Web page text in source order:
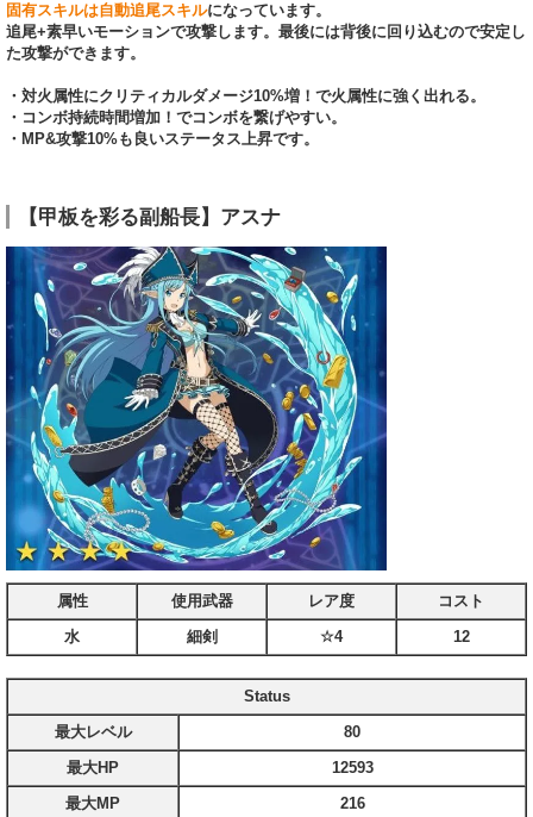
固有スキルは自動追尾スキルになっています。
追尾+素早いモーションで攻撃します。最後には背後に回り込むので安定し
た攻撃ができます。
・対火属性にクリティカルダメージ10%増！で火属性に強く出れる。
・コンボ持続時間増加！でコンボを繋げやすい。
・MP&攻撃10%も良いステータス上昇です。
【甲板を彩る副船長】アスナ
属性 使用武器 レア度
コスト
水
細剣 ☆4 12
Status
最大レベル
80
最大HP
12593
最大MP
216